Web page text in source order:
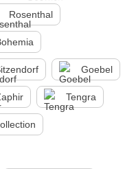
Rosenthal
Goebel
Tengra